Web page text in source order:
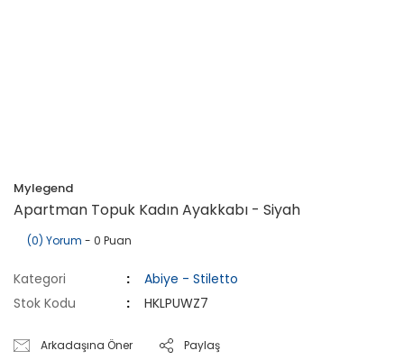
Mylegend
Apartman Topuk Kadın Ayakkabı - Siyah
(0) Yorum - 0 Puan
Kategori
Abiye - Stiletto
Stok Kodu
HKLPUWZ7
Arkadaşına Öner Paylaş